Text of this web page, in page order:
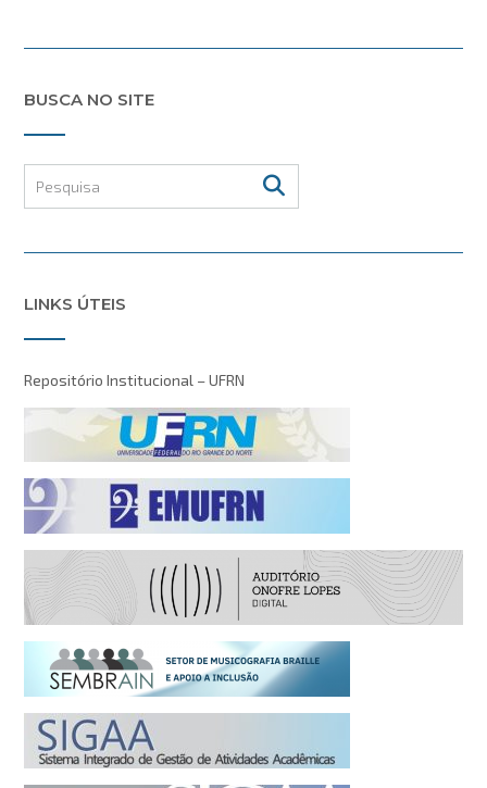
BUSCA NO SITE
LINKS ÚTEIS
Repositório Institucional – UFRN